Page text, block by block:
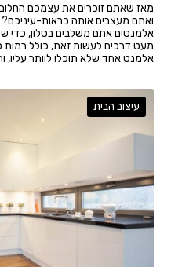
מאז שאתם זוכרים את עצמכם
ואתם מעצבים אותה כראות-
אלמנטים אתם משלבים בסלון, כדי
מעט דרכים לעשות זאת, כולל רמות
אלמנט אחד שלא תוכלו לוותר עליו,
עיצוב הבית